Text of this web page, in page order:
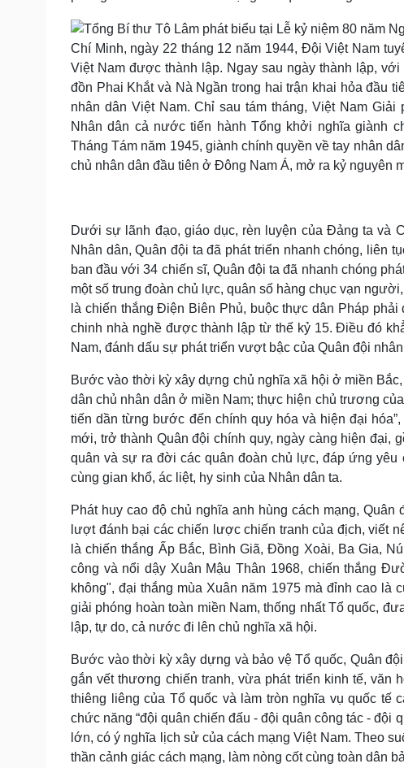
Chí Minh, ngày 22 tháng 12 năm 1944, Đội Việt Nam
Việt Nam được thành lập. Ngay sau ngày thành lập,
đồn Phai Khắt và Nà Ngần trong hai trận khai hỏa đầu
nhân dân Việt Nam. Chỉ sau tám tháng, Việt Nam
Nhân dân cả nước tiến hành Tổng khởi nghĩa giành
Tháng Tám năm 1945, giành chính quyền về tay nhân
chủ nhân dân đầu tiên ở Đông Nam Á, mở ra kỷ nguyên
Dưới sự lãnh đạo, giáo dục, rèn luyện của Đảng ta và
Nhân dân, Quân đội ta đã phát triển nhanh chóng, liên
ban đầu với 34 chiến sĩ, Quân đội ta đã nhanh chóng
một số trung đoàn chủ lực, quân số hàng chục vạn
là chiến thắng Điện Biên Phủ, buộc thực dân Pháp
chinh nhà nghề được thành lập từ thế kỷ 15. Điều đó
Nam, đánh dấu sự phát triển vượt bậc của Quân đội
Bước vào thời kỳ xây dựng chủ nghĩa xã hội ở miền
dân chủ nhân dân ở miền Nam; thực hiện chủ trương
tiến dần từng bước đến chính quy hóa và hiện đại
mới, trở thành Quân đội chính quy, ngày càng hiện đại,
quân và sự ra đời các quân đoàn chủ lực, đáp ứng
cùng gian khổ, ác liệt, hy sinh của Nhân dân ta.
Phát huy cao độ chủ nghĩa anh hùng cách mạng,
lượt đánh bại các chiến lược chiến tranh của địch, viết
là chiến thắng Ấp Bắc, Bình Giã, Đồng Xoài, Ba Gia,
công và nổi dậy Xuân Mậu Thân 1968, chiến thắng
không", đại thắng mùa Xuân năm 1975 mà đỉnh cao là
giải phóng hoàn toàn miền Nam, thống nhất Tổ quốc,
lập, tự do, cả nước đi lên chủ nghĩa xã hội.
Bước vào thời kỳ xây dựng và bảo vệ Tổ quốc, Quân
gắn vết thương chiến tranh, vừa phát triển kinh tế,
thiêng liêng của Tổ quốc và làm tròn nghĩa vụ quốc tế
chức năng “đội quân chiến đấu - đội quân công tác - đội
lớn, có ý nghĩa lịch sử của cách mạng Việt Nam. Theo
thần cảnh giác cách mạng, làm nòng cốt cùng toàn dân